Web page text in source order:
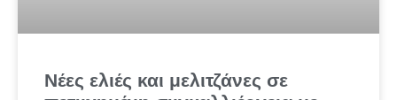
Νέες ελιές και μελιτζάνες σε